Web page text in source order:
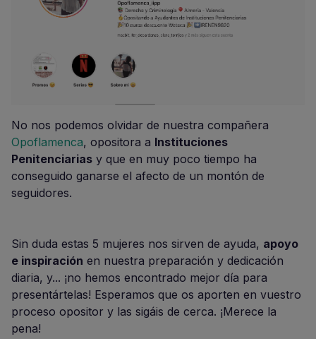
No nos podemos olvidar de nuestra compañera
Opoflamenca, opositora a Instituciones
Penitenciarias y que en muy poco tiempo ha
conseguido ganarse el afecto de un montón de
seguidores.
Sin duda estas 5 mujeres nos sirven de ayuda, apoyo
e inspiración en nuestra preparación y dedicación
diaria, y... ¡no hemos encontrado mejor día para
presentártelas! Esperamos que os aporten en vuestro
proceso opositor y las sigáis de cerca. ¡Merece la
pena!